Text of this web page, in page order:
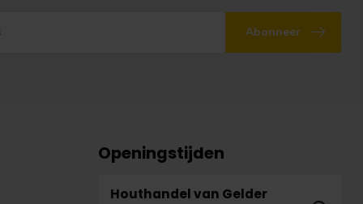
Abonneer
Openingstijden
Houthandel van Gelder